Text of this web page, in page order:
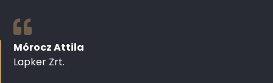
Mórocz Attila
Lapker Zrt.